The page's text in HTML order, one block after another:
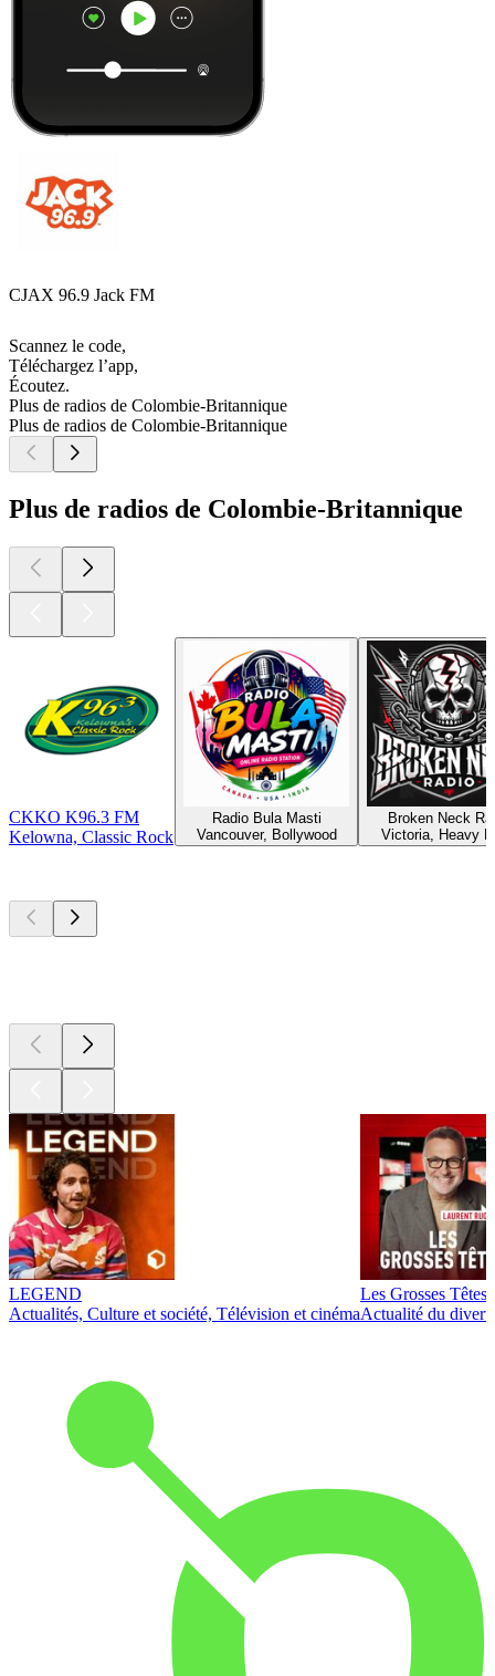
CJAX 96.9 Jack FM
Scannez le code,
Téléchargez l’app,
Écoutez.
Plus de radios de Colombie-Britannique
Plus de radios de Colombie-Britannique
Plus de radios de Colombie-Britannique
CKKO K96.3 FM
Kelowna, Classic Rock
Radio Bula Masti
Vancouver, Bollywood
Broken Neck
Victoria, Heavy
LEGEND
Actualités, Culture et société, Télévision et cinéma
Les Grosses Têtes
Actualité du